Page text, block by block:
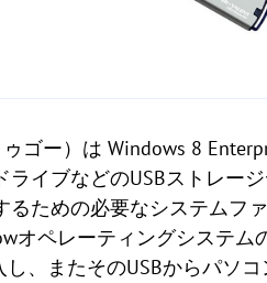
ゴー）は Windows 8
イブなどのUSBストレー
るための必要なシステムフ
オペレーティングシステ
、またそのUSBからパソ